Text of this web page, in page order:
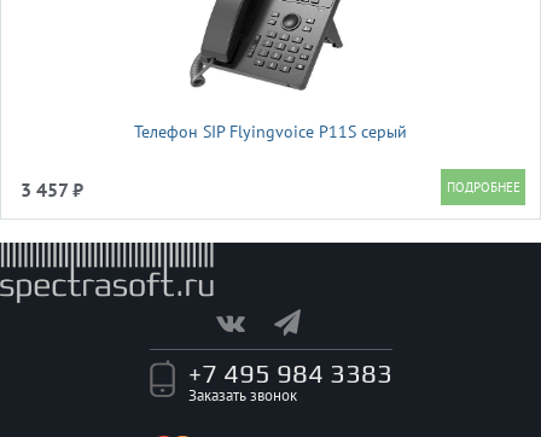
Телефон SIP Flyingvoice P11S серый
3 457 ₽
+7 495 984 3383
Заказать звонок